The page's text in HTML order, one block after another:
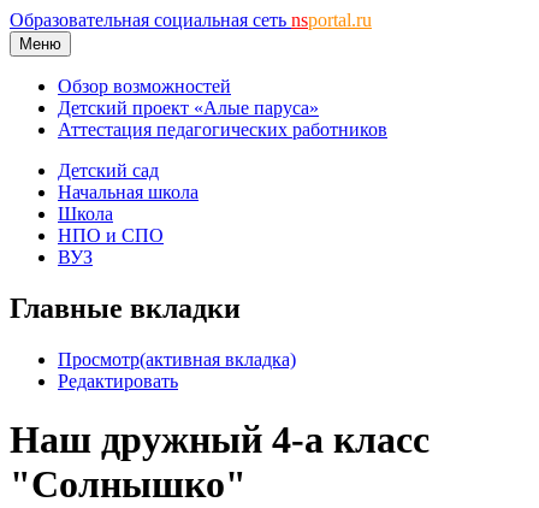
Образовательная социальная сеть nsportal.ru
Меню
Обзор возможностей
Детский проект «Алые паруса»
Аттестация педагогических работников
Детский сад
Начальная школа
Школа
НПО и СПО
ВУЗ
Главные вкладки
Просмотр(активная вкладка)
Редактировать
Наш дружный 4-а класс
"Солнышко"